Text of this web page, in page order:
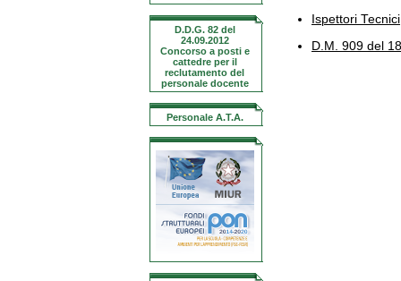
D.D.G. 82 del
24.09.2012
Concorso a posti e
cattedre per il
reclutamento del
personale docente
Personale A.T.A.
Ispettori Tecnici
D.M. 909 del